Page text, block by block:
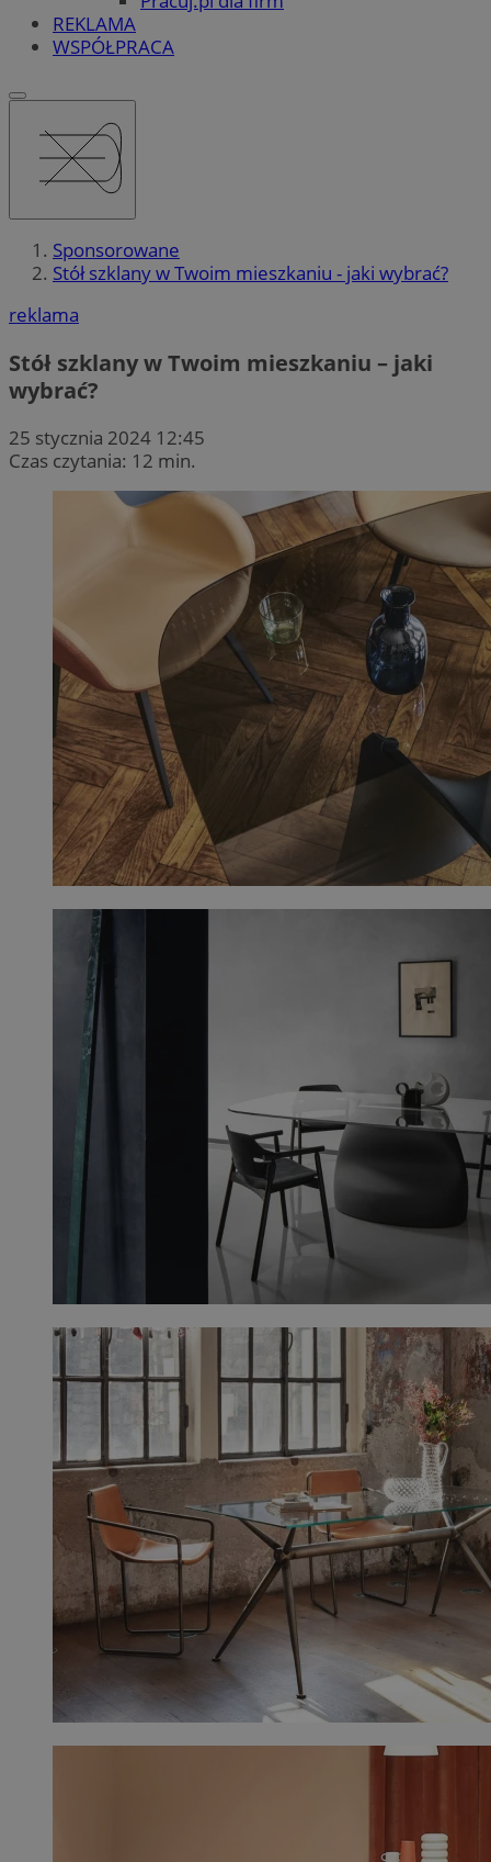
REKLAMA
WSPÓŁPRACA
Sponsorowane
Stół szklany w Twoim mieszkaniu - jaki wybrać?
reklama
Stół szklany w Twoim mieszkaniu – jaki
wybrać?
25 stycznia 2024 12:45
Czas czytania: 12 min.